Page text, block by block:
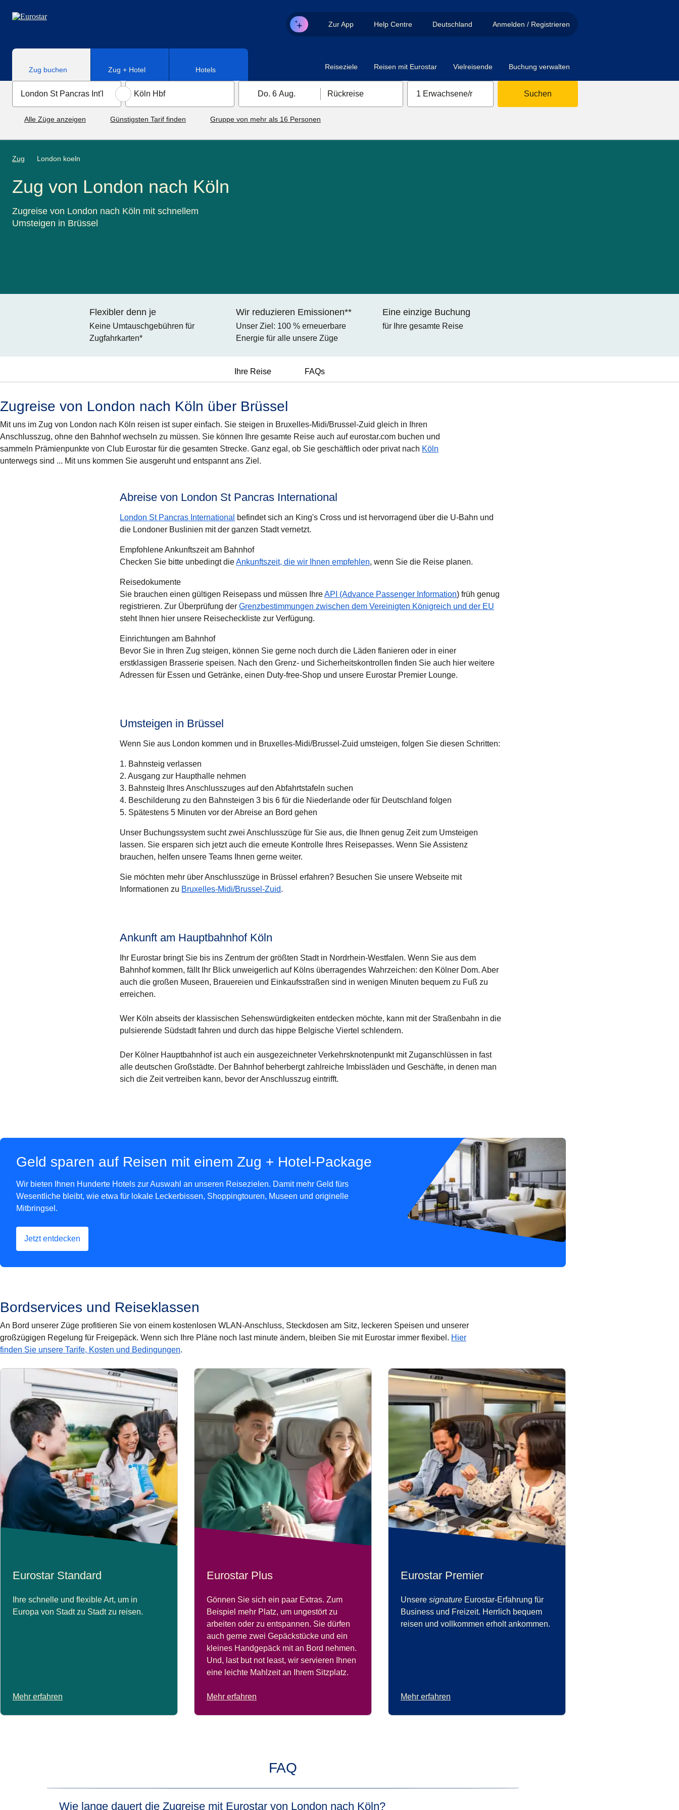
Zur App Help Centre Deutschland Anmelden / Registrieren
Zug buchen Zug + Hotel Hotels Reiseziele Reisen mit Eurostar Vielreisende Buchung verwalten
Do. 6 Aug. Rückreise 1 Erwachsene/r Suchen
Alle Züge anzeigen Günstigsten Tarif finden Gruppe von mehr als 16 Personen
Zug London koeln
Zug von London nach Köln
Zugreise von London nach Köln mit schnellem
Umsteigen in Brüssel
Flexibler denn je
Keine Umtauschgebühren für
Zugfahrkarten*
Wir reduzieren Emissionen**
Unser Ziel: 100 % erneuerbare
Energie für alle unsere Züge
Eine einzige Buchung
für Ihre gesamte Reise
Ihre Reise FAQs
Zugreise von London nach Köln über Brüssel
Mit uns im Zug von London nach Köln reisen ist super einfach. Sie steigen in Bruxelles-Midi/Brussel-Zuid gleich in Ihren
Anschlusszug, ohne den Bahnhof wechseln zu müssen. Sie können Ihre gesamte Reise auch auf eurostar.com buchen und
sammeln Prämienpunkte von Club Eurostar für die gesamten Strecke. Ganz egal, ob Sie geschäftlich oder privat nach Köln
unterwegs sind ... Mit uns kommen Sie ausgeruht und entspannt ans Ziel.
Abreise von London St Pancras International
London St Pancras International
befindet sich an King's Cross und ist hervorragend über die U-Bahn und
die Londoner Buslinien mit der ganzen Stadt vernetzt.
Empfohlene Ankunftszeit am Bahnhof
Checken Sie bitte unbedingt dieAnkunftszeit, die wir Ihnen empfehlen, wenn Sie die Reise planen.
Reisedokumente
Sie brauchen einen gültigen Reisepass und müssen IhreAPI (Advance Passenger Information) früh genug
registrieren. Zur Überprüfung derGrenzbestimmungen zwischen dem Vereinigten Königreich und der EU
steht Ihnen hier unsere Reisecheckliste zur Verfügung.
Einrichtungen am Bahnhof
Bevor Sie in Ihren Zug steigen, können Sie gerne noch durch die Läden flanieren oder in einer
erstklassigen Brasserie speisen. Nach den Grenz- und Sicherheitskontrollen finden Sie auch hier weitere
Adressen für Essen und Getränke, einen Duty-free-Shop und unsere Eurostar Premier Lounge.
Umsteigen in Brüssel
Wenn Sie aus London kommen und in Bruxelles-Midi/Brussel-Zuid umsteigen, folgen Sie diesen Schritten:
1. Bahnsteig verlassen
2. Ausgang zur Haupthalle nehmen
3. Bahnsteig Ihres Anschlusszuges auf den Abfahrtstafeln suchen
4. Beschilderung zu den Bahnsteigen 3 bis 6 für die Niederlande oder für Deutschland folgen
5. Spätestens 5 Minuten vor der Abreise an Bord gehen
Unser Buchungssystem sucht zwei Anschlusszüge für Sie aus, die Ihnen genug Zeit zum Umsteigen
lassen. Sie ersparen sich jetzt auch die erneute Kontrolle Ihres Reisepasses. Wenn Sie Assistenz
brauchen, helfen unsere Teams Ihnen gerne weiter.
Sie möchten mehr über Anschlusszüge in Brüssel erfahren? Besuchen Sie unsere Webseite mit
Informationen zu Bruxelles-Midi/Brussel-Zuid.
Ankunft am Hauptbahnhof Köln
Ihr Eurostar bringt Sie bis ins Zentrum der größten Stadt in Nordrhein-Westfalen. Wenn Sie aus dem
Bahnhof kommen, fällt Ihr Blick unweigerlich auf Kölns überragendes Wahrzeichen: den Kölner Dom. Aber
auch die großen Museen, Brauereien und Einkaufsstraßen sind in wenigen Minuten bequem zu Fuß zu
erreichen.
Wer Köln abseits der klassischen Sehenswürdigkeiten entdecken möchte, kann mit der Straßenbahn in die
pulsierende Südstadt fahren und durch das hippe Belgische Viertel schlendern.
Der Kölner Hauptbahnhof ist auch ein ausgezeichneter Verkehrsknotenpunkt mit Zuganschlüssen in fast
alle deutschen Großstädte. Der Bahnhof beherbergt zahlreiche Imbissläden und Geschäfte, in denen man
sich die Zeit vertreiben kann, bevor der Anschlusszug eintrifft.
Geld sparen auf Reisen mit einem Zug + Hotel-Package
Wir bieten Ihnen Hunderte Hotels zur Auswahl an unseren Reisezielen. Damit mehr Geld fürs
Wesentliche bleibt, wie etwa für lokale Leckerbissen, Shoppingtouren, Museen und originelle
Mitbringsel.
Jetzt entdecken
(Öffnet einen neuen Tab
Bordservices und Reiseklassen
An Bord unserer Züge profitieren Sie von einem kostenlosen WLAN-Anschluss, Steckdosen am Sitz, leckeren Speisen und unserer
großzügigen Regelung für Freigepäck. Wenn sich Ihre Pläne noch last minute ändern, bleiben Sie mit Eurostar immer flexibel. Hier
finden Sie unsere Tarife, Kosten und Bedingungen.
Eurostar Standard
Ihre schnelle und flexible Art, um in
Europa von Stadt zu Stadt zu reisen.
Mehr erfahren
Eurostar Plus
Gönnen Sie sich ein paar Extras. Zum
Beispiel mehr Platz, um ungestört zu
arbeiten oder zu entspannen. Sie dürfen
auch gerne zwei Gepäckstücke und ein
kleines Handgepäck mit an Bord nehmen.
Und, last but not least, wir servieren Ihnen
eine leichte Mahlzeit an Ihrem Sitzplatz.
Mehr erfahren
Eurostar Premier
Unsere signature Eurostar-Erfahrung für
Business und Freizeit. Herrlich bequem
reisen und vollkommen erholt ankommen.
Mehr erfahren
FAQ
Wie lange dauert die Zugreise mit Eurostar von London nach Köln?